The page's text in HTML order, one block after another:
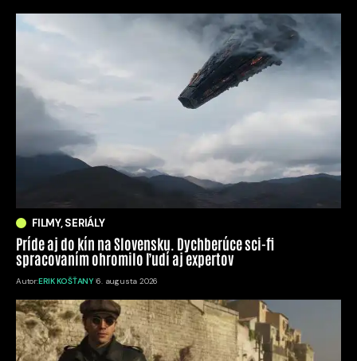
FILMY, SERIÁLY
Príde aj do kín na Slovensku. Dychberúce sci-fi
spracovaním ohromilo ľudí aj expertov
Autor:ERIK KOŠŤANY 6. augusta 2026